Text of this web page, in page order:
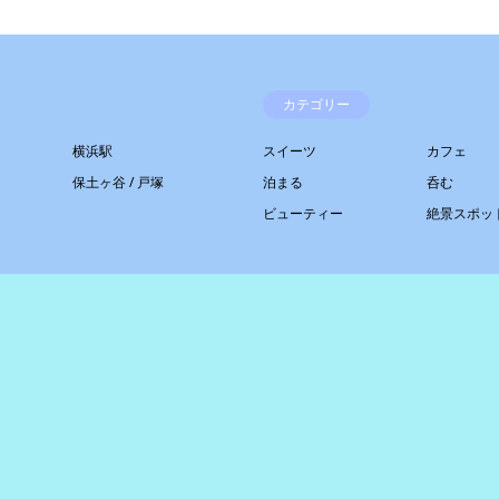
横浜駅
保土ヶ谷 / 戸塚
カテゴリー
スイーツ
カフェ
泊まる
呑む
ビューティー
絶景スポッ